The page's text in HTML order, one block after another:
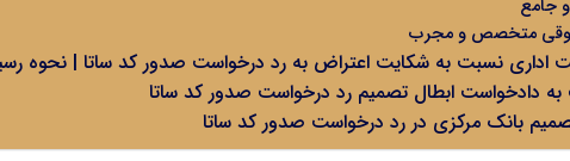
جامع
متخصص و مجرب
اداری نسبت به شکایت اعتراض به رد درخواست صدور کد ساتا | نحوه
به دادخواست ابطال تصمیم رد درخواست صدور کد ساتا
بانک مرکزی در رد درخواست صدور کد ساتا